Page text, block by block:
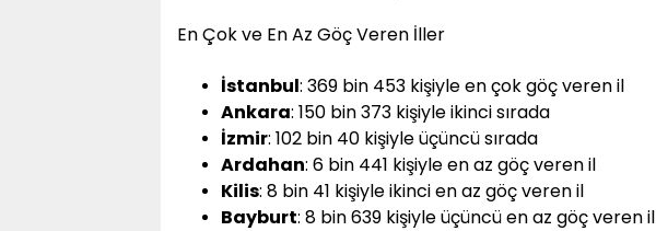
En Çok ve En Az Göç Veren İller
İstanbul: 369 bin 453 kişiyle en çok göç veren il
Ankara: 150 bin 373 kişiyle ikinci sırada
İzmir: 102 bin 40 kişiyle üçüncü sırada
Ardahan: 6 bin 441 kişiyle en az göç veren il
Kilis: 8 bin 41 kişiyle ikinci en az göç veren il
Bayburt: 8 bin 639 kişiyle üçüncü en az göç veren il